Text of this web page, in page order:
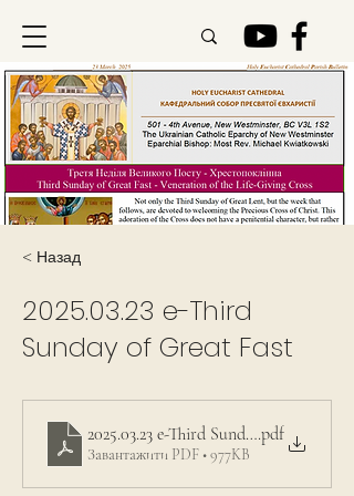
< Назад
2025.03.23 e-Third
Sunday of Great Fast
2025.03.23 e-Third Sunday of Great Fast
.pdf
Завантажити PDF • 977KB